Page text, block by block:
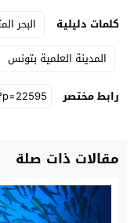
كلمات دليلية البحر
المدينة العلمية بتونس
رابط مختصر
مقالات ذات صلة